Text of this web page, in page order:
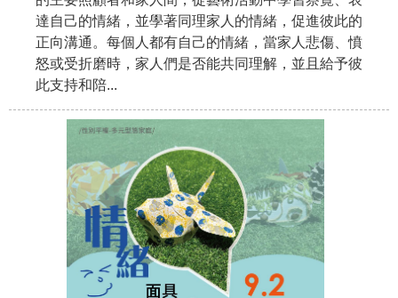
達自己的情緒，並學著同理家人的情緒，促進彼此的
正向溝通。每個人都有自己的情緒，當家人悲傷、憤
怒或受折磨時，家人們是否能共同理解，並且給予彼
此支持和陪...